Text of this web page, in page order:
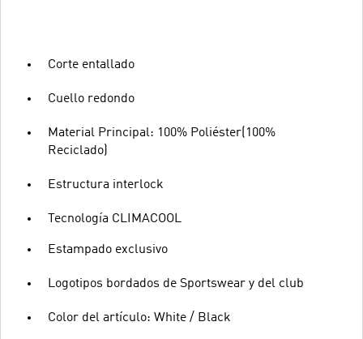
Corte entallado
Cuello redondo
Material Principal: 100% Poliéster(100%
Reciclado)
Estructura interlock
Tecnología CLIMACOOL
Estampado exclusivo
Logotipos bordados de Sportswear y del club
Color del artículo: White / Black